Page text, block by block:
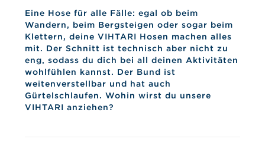
Eine Hose für alle Fälle: egal ob beim
Wandern, beim Bergsteigen oder sogar beim
Klettern, deine VIHTARI Hosen machen alles
mit. Der Schnitt ist technisch aber nicht zu
eng, sodass du dich bei all deinen Aktivitäten
wohlfühlen kannst. Der Bund ist
weitenverstellbar und hat auch
Gürtelschlaufen. Wohin wirst du unsere
VIHTARI anziehen?